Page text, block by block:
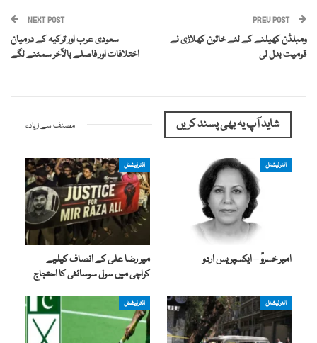
PREV POST
ومبلڈن کھیلنے کے لئے خاتون کھلاڑی نے
قومیت بدل لی
NEXT POST
سعودی عرب اور ترکیہ کے درمیان
اختلافات اور فاصلے بالآخر سمٹنے لگے
شاید آپ یہ بھی پسند کریں مصنف سے زیادہ
انٹرنیشنل
امیر خسروؒ – ایکسپریس اردو
انٹرنیشنل
میر رضا علی کے انصاف کیلیے
کراچی میں سول سوسائٹی کا احتجاج
انٹرنیشنل انٹرنیشنل